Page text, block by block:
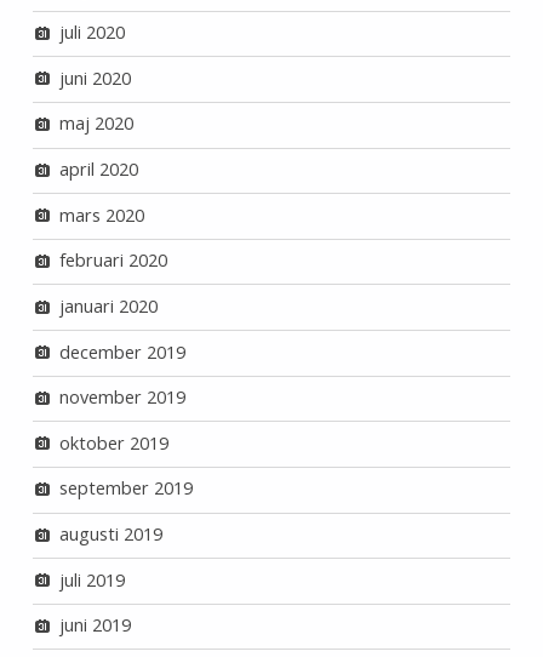
juli 2020
juni 2020
maj 2020
april 2020
mars 2020
februari 2020
januari 2020
december 2019
november 2019
oktober 2019
september 2019
augusti 2019
juli 2019
juni 2019